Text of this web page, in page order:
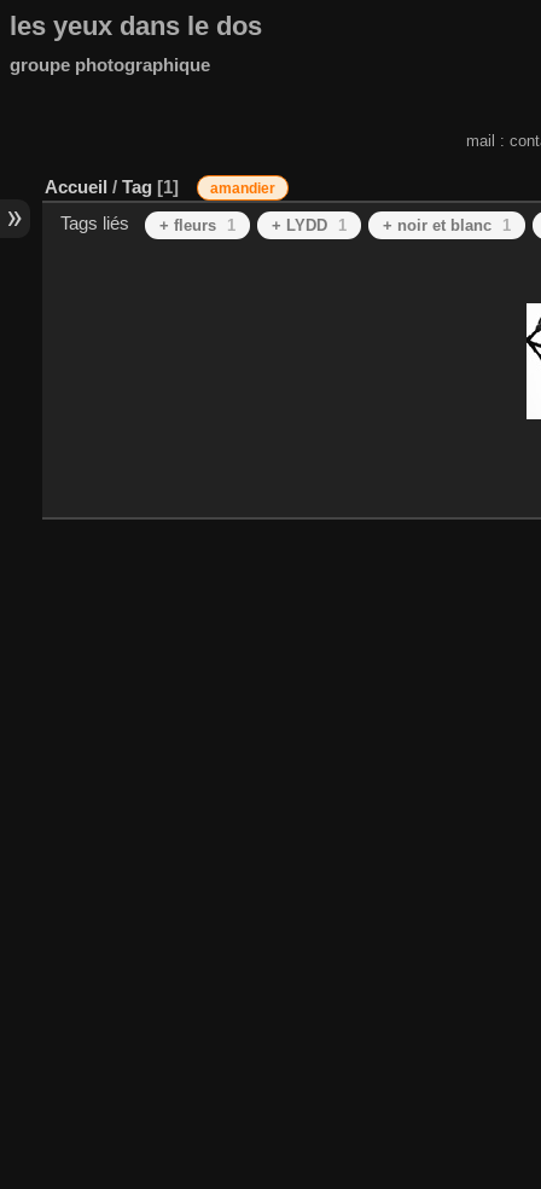
les yeux dans le dos
groupe photographique
mail :
Accueil / Tag 1 amandier
Tags liés + fleurs 1 + LYDD 1 + noir et blanc 1